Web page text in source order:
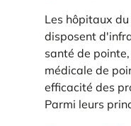
Les hôpitaux
disposent
santé de
médicale de
efficacité des
Parmi leurs